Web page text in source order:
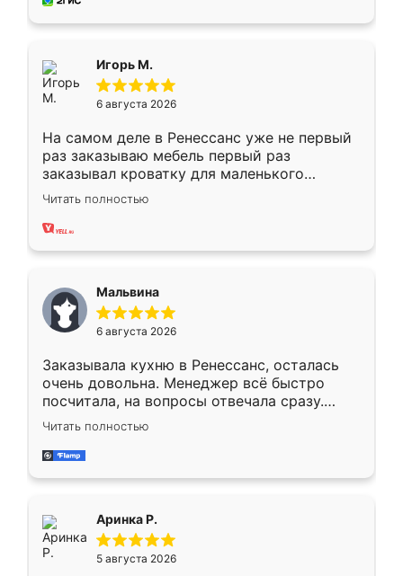
Игорь М.
6 августа 2026
На самом деле в Ренессанс уже не первый
раз заказываю мебель первый раз
заказывал кроватку для маленького
ребёнка при его рождении ,во второй раз
заказал шкаф-купе. По качеству очень
хорошее сборка достаточно быстрая,
меньше, здесь же он более разнообразный.
Мне нравится ,если что-то потребуется из
мебели буду заказывать только здесь.
Читать полностью
Мальвина
6 августа 2026
Заказывала кухню в Ренессанс, осталась
очень довольна. Менеджер всё быстро
посчитала, на вопросы отвечала сразу.
Замерщик приехал в субботу, подошёл к
делу со всей ответственностью. Собрали
за день, ребята работали аккуратно, даже
Читать полностью
Аринка Р.
5 августа 2026